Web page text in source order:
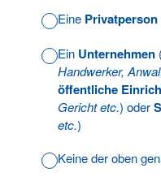
Eine Privatperson
Ein Unternehmen
Handwerker,
öffentliche
Gericht etc.) oder
etc.)
Keine der oben